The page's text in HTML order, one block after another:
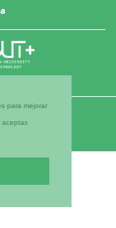
para mejorar
aceptas